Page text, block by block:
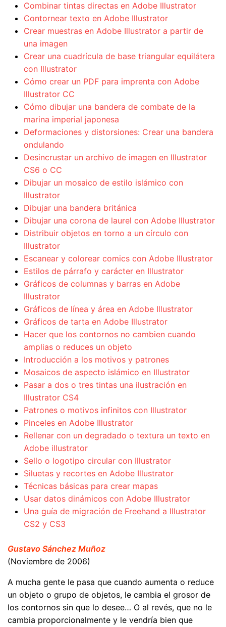
Combinar tintas directas en Adobe Illustrator
Contornear texto en Adobe Illustrator
Crear muestras en Adobe Illustrator a partir de
una imagen
Crear una cuadrícula de base triangular equilátera
con Illustrator
Cómo crear un PDF para imprenta con Adobe
Illustrator CC
Cómo dibujar una bandera de combate de la
marina imperial japonesa
Deformaciones y distorsiones: Crear una bandera
ondulando
Desincrustar un archivo de imagen en Illustrator
CS6 o CC
Dibujar un mosaico de estilo islámico con
Illustrator
Dibujar una bandera británica
Dibujar una corona de laurel con Adobe Illustrator
Distribuir objetos en torno a un círculo con
Illustrator
Escanear y colorear comics con Adobe Illustrator
Estilos de párrafo y carácter en Illustrator
Gráficos de columnas y barras en Adobe
Illustrator
Gráficos de línea y área en Adobe Illustrator
Gráficos de tarta en Adobe Illustrator
Hacer que los contornos no cambien cuando
amplias o reduces un objeto
Introducción a los motivos y patrones
Mosaicos de aspecto islámico en Illustrator
Pasar a dos o tres tintas una ilustración en
Illustrator CS4
Patrones o motivos infinitos con Illustrator
Pinceles en Adobe Illustrator
Rellenar con un degradado o textura un texto en
Adobe illustrator
Sello o logotipo circular con Illustrator
Siluetas y recortes en Adobe Illustrator
Técnicas básicas para crear mapas
Usar datos dinámicos con Adobe Illustrator
Una guía de migración de Freehand a Illustrator
CS2 y CS3
Gustavo Sánchez Muñoz
(Noviembre de 2006)
A mucha gente le pasa que cuando aumenta o reduce
un objeto o grupo de objetos, le cambia el grosor de
los contornos sin que lo desee… O al revés, que no le
cambia proporcionalmente y le vendría bien que